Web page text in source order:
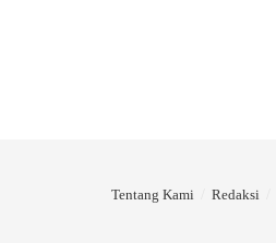
Tentang Kami Redaksi